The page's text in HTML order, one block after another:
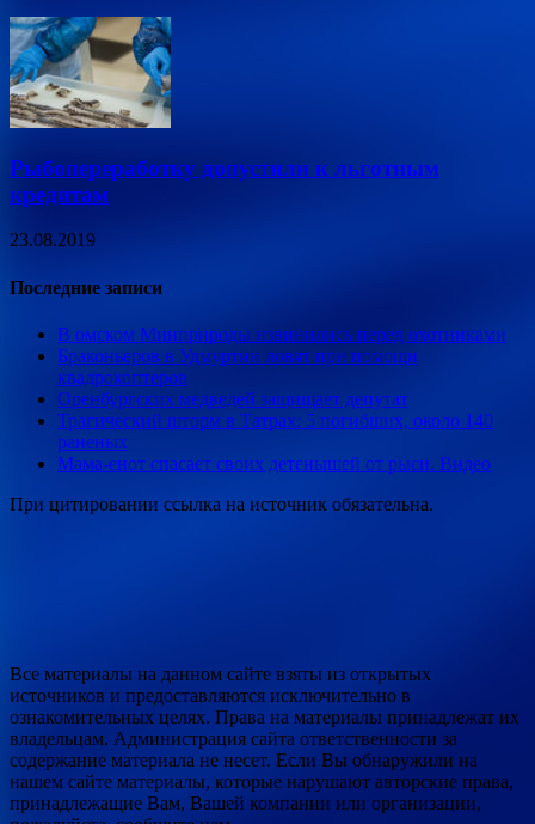
Рыбопереработку допустили к льготным
кредитам
23.08.2019
Последние записи
В омском Минприроды извинились перед охотниками
Браконьеров в Удмуртии ловят при помощи
квадрокоптеров
Оренбургских медведей защищает депутат
Трагический шторм в Татрах: 5 погибших, около 140
раненых
Мама-енот спасает своих детенышей от рыси. Видео
При цитировании ссылка на источник обязательна.
Все материалы на данном сайте взяты из открытых
источников и предоставляются исключительно в
ознакомительных целях. Права на материалы принадлежат их
владельцам. Администрация сайта ответственности за
содержание материала не несет. Если Вы обнаружили на
нашем сайте материалы, которые нарушают авторские права,
принадлежащие Вам, Вашей компании или организации,